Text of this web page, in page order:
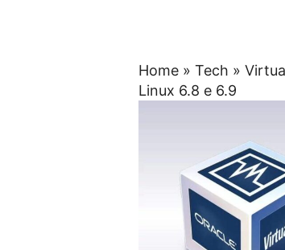
Home »Tech »
Linux 6.8 e 6.9